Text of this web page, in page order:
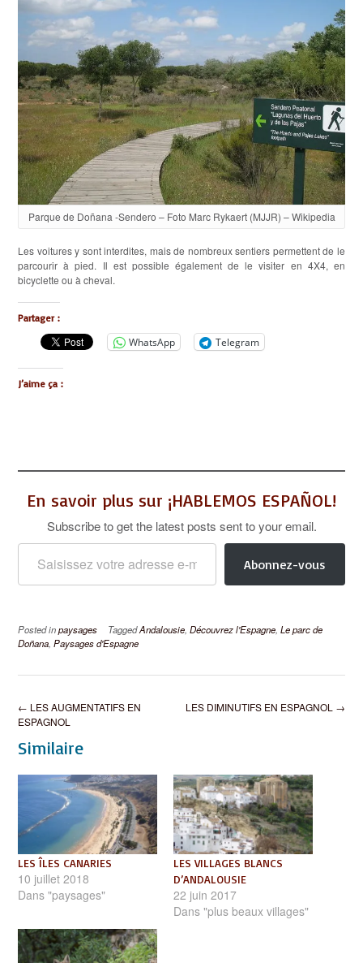
Parque de Doñana -Sendero – Foto Marc Rykaert (MJJR) – Wikipedia
Les voitures y sont interdites, mais de nombreux sentiers permettent de le
parcourir à pied. Il est possible également de le visiter en 4X4, en
bicyclette ou à cheval.
Partager :
WhatsApp Telegram
J’aime ça :
En savoir plus sur ¡HABLEMOS ESPAÑOL!
Subscribe to get the latest posts sent to your email.
Saisissez votre adresse e-mail…
Abonnez-vous
Posted inpaysages TaggedAndalousie, Découvrez l'Espagne, Le parc de
Doñana, Paysages d'Espagne
Post
navigation
LES DIMINUTIFS EN ESPAGNOL →
← LES AUGMENTATIFS EN
ESPAGNOL
Similaire
LES ÎLES CANARIES
10 juillet 2018
Dans "paysages"
LES VILLAGES BLANCS
D’ANDALOUSIE
22 juin 2017
Dans "plus beaux villages"